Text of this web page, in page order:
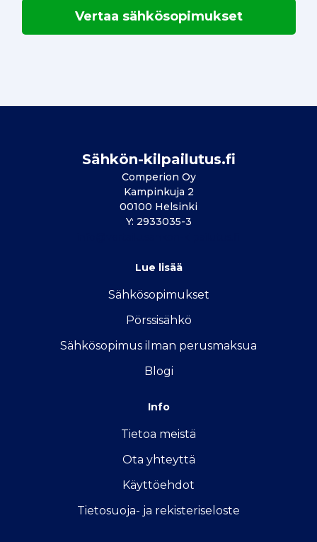
Vertaa sähkösopimukset
Sähkön-kilpailutus.fi
Comperion Oy
Kampinkuja 2
00100 Helsinki
Y: 2933035-3
Lue lisää
Sähkösopimukset
Pörssisähkö
Sähkösopimus ilman perusmaksua
Blogi
Info
Tietoa meistä
Ota yhteyttä
Käyttöehdot
Tietosuoja- ja rekisteriseloste